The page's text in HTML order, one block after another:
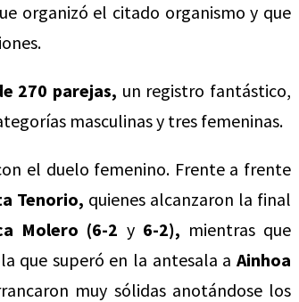
organizó el citado organismo y que
270 parejas, un registro fantástico,
masculinas y tres femeninas.
el duelo femenino. Frente a frente
Tenorio, quienes alcanzaron la final
Molero (6-2 y 6-2), mientras que
que superó en la antesala aAinhoa
muy sólidas anotándose los